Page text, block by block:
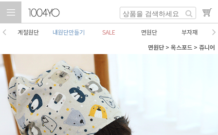
계절원단 내원단만들기 SALE 면원단
부자재
면원단 > 옥스포드 > 쥬니어